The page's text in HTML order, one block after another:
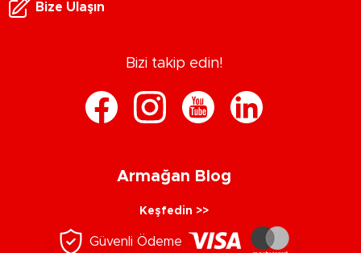
Bize Ulaşın
Bizi takip edin!
Armağan Blog
Keşfedin >>
Güvenli Ödeme